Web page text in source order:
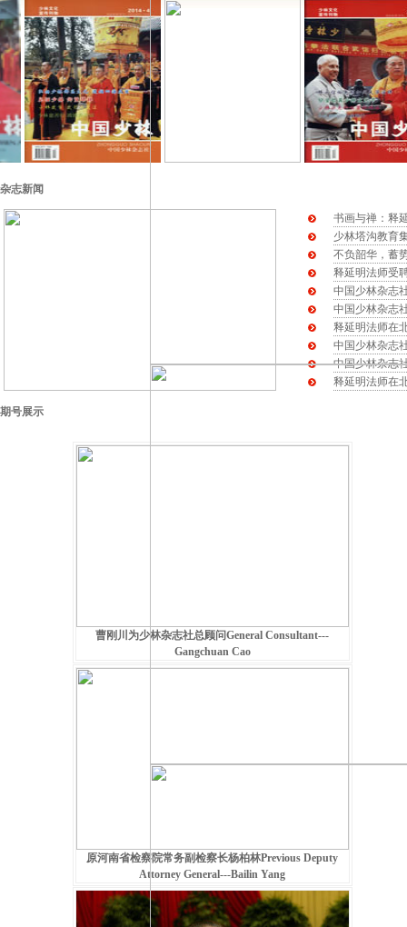
杂志新闻 更多
书画与禅：释
少林塔沟教育
不负韶华，蓄
释延明法师受
中国少林杂志
中国少林杂志
释延明法师在
中国少林杂志
中国少林杂志
释延明法师在
期号展示 更多
曹刚川为少林杂志社总顾问General Consultant---
Gangchuan Cao
原河南省检察院常务副检察长杨柏林Previous Deputy
Attorney General---Bailin Yang